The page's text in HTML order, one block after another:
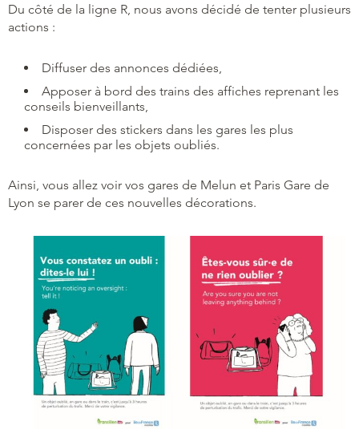
Du côté de la ligne R, nous avons décidé de tenter plusieurs
actions :
Diffuser des annonces dédiées,
Apposer à bord des trains des affiches reprenant les
conseils bienveillants,
Disposer des stickers dans les gares les plus
concernées par les objets oubliés.
Ainsi, vous allez voir vos gares de Melun et Paris Gare de
Lyon se parer de ces nouvelles décorations.